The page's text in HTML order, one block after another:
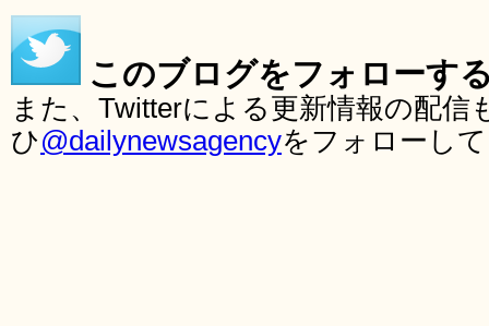
このブログをフォローす
また、Twitterによる更新情報の配
ひ@dailynewsagencyをフォローし